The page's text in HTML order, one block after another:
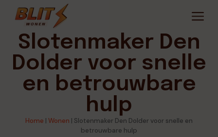
Slotenmaker Den
Dolder voor snelle
en betrouwbare
hulp
Home | Wonen | Slotenmaker Den Dolder voor snelle en
betrouwbare hulp